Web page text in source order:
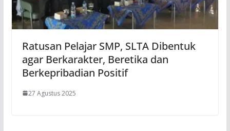
Ratusan Pelajar SMP, SLTA Dibentuk
agar Berkarakter, Beretika dan
Berkepribadian Positif
27 Agustus 2025